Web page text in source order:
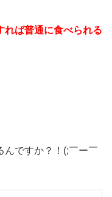
れば普通に食べられる
んですか？！(;￣ー￣